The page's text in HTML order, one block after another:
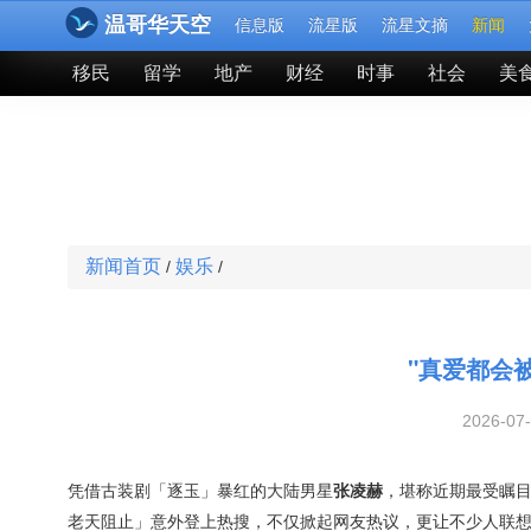
温哥华天空 信息版 流星版 流星文摘 新闻
移民 留学 地产 财经 时事 社会 美
新闻首页 / 娱乐 /
"真爱都会
2026-
凭借古装剧「逐玉」暴红的大陆男星张凌赫 ，堪称近期最受瞩
老天阻止」意外登上热搜，不仅掀起网友热议，更让不少人联